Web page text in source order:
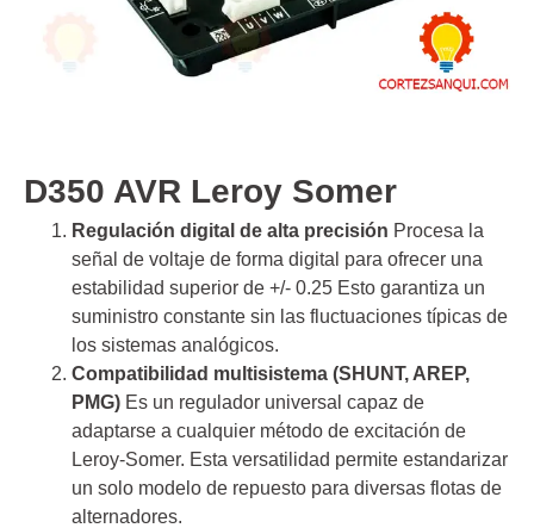
D350 AVR Leroy Somer
Regulación digital de alta precisión Procesa la
señal de voltaje de forma digital para ofrecer una
estabilidad superior de +/- 0.25 Esto garantiza un
suministro constante sin las fluctuaciones típicas de
los sistemas analógicos.
Compatibilidad multisistema (SHUNT, AREP,
PMG) Es un regulador universal capaz de
adaptarse a cualquier método de excitación de
Leroy-Somer. Esta versatilidad permite estandarizar
un solo modelo de repuesto para diversas flotas de
alternadores.